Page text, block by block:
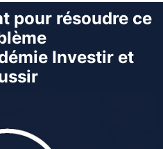
pour résoudre ce
Investir et